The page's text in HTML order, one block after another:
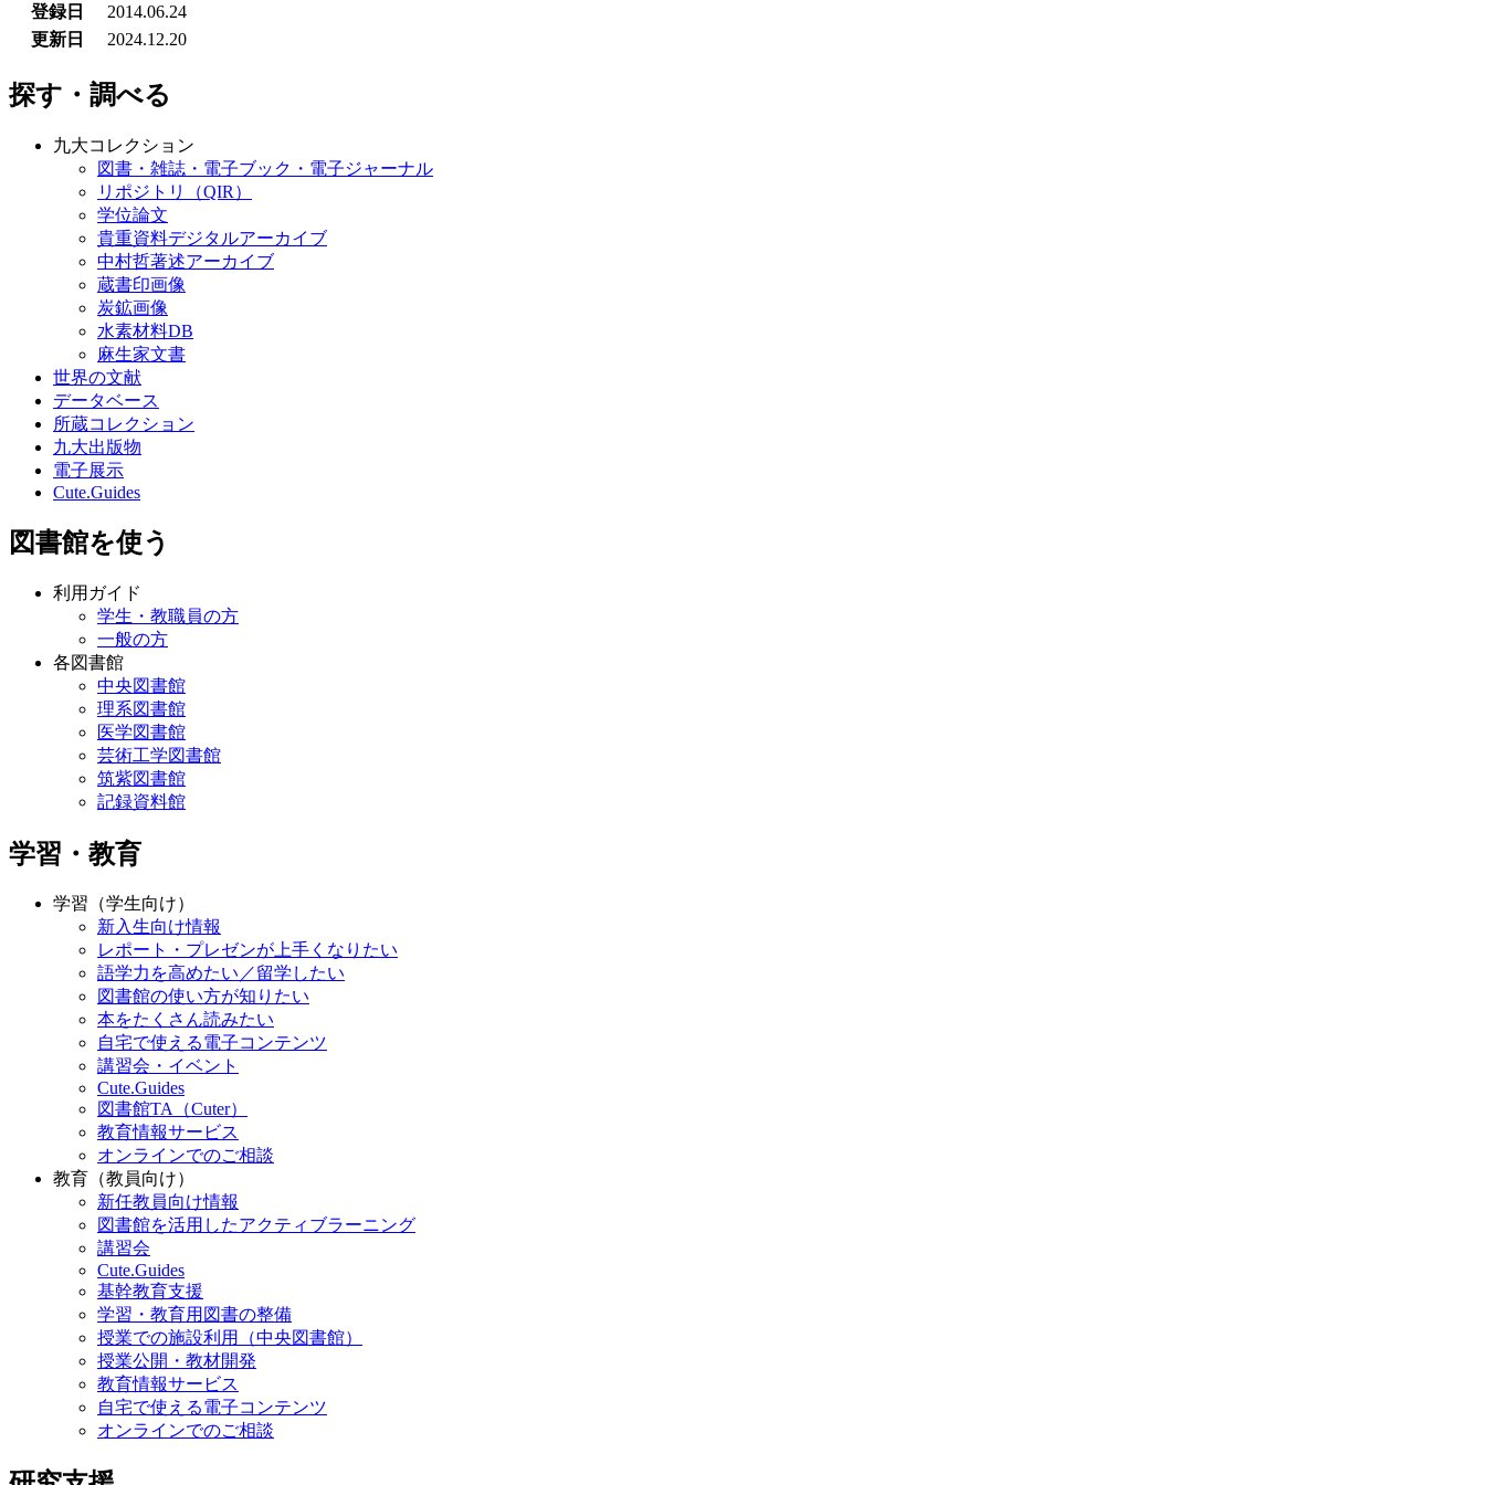
登録日
2014.06.24
更新日
2024.12.20
探す・調べる
九大コレクション
図書・雑誌・電子ブック・電子ジャーナル
リポジトリ（QIR）
学位論文
貴重資料デジタルアーカイブ
中村哲著述アーカイブ
蔵書印画像
炭鉱画像
水素材料DB
麻生家文書
世界の文献
データベース
所蔵コレクション
九大出版物
電子展示
Cute.Guides
図書館を使う
利用ガイド
学生・教職員の方
一般の方
各図書館
中央図書館
理系図書館
医学図書館
芸術工学図書館
筑紫図書館
記録資料館
学習・教育
学習（学生向け）
新入生向け情報
レポート・プレゼンが上手くなりたい
語学力を高めたい／留学したい
図書館の使い方が知りたい
本をたくさん読みたい
自宅で使える電子コンテンツ
講習会・イベント
Cute.Guides
図書館TA（Cuter）
教育情報サービス
オンラインでのご相談
教育（教員向け）
新任教員向け情報
図書館を活用したアクティブラーニング
講習会
Cute.Guides
基幹教育支援
学習・教育用図書の整備
授業での施設利用（中央図書館）
授業公開・教材開発
教育情報サービス
自宅で使える電子コンテンツ
オンラインでのご相談